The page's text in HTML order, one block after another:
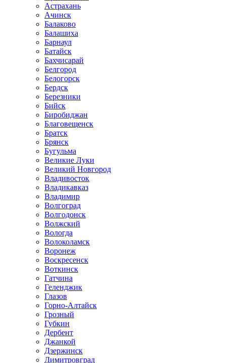
Астрахань
Ачинск
Балаково
Балашиха
Барнаул
Батайск
Бахчисарай
Белгород
Белогорск
Бердск
Березники
Бийск
Биробиджан
Благовещенск
Братск
Брянск
Бугульма
Великие Луки
Великий Новгород
Владивосток
Владикавказ
Владимир
Волгоград
Волгодонск
Волжский
Вологда
Волоколамск
Воронеж
Воскресенск
Воткинск
Гатчина
Геленджик
Глазов
Горно-Алтайск
Грозный
Губкин
Дербент
Джанкой
Дзержинск
Димитровград